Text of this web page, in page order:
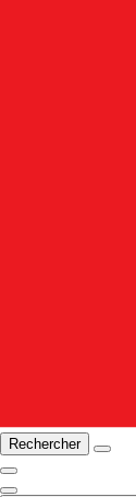
Rechercher